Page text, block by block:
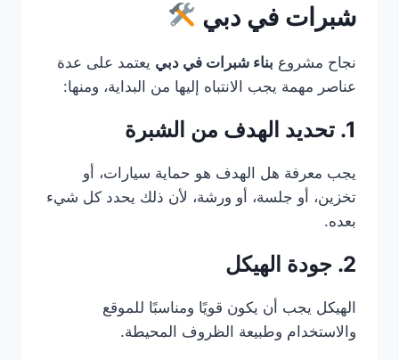
شبرات في دبي
نجاح مشروع بناء شبرات في دبي يعتمد على عدة
عناصر مهمة يجب الانتباه إليها من البداية، ومنها:
1. تحديد الهدف من الشبرة
يجب معرفة هل الهدف هو حماية سيارات، أو
تخزين، أو جلسة، أو ورشة، لأن ذلك يحدد كل شيء
بعده.
2. جودة الهيكل
الهيكل يجب أن يكون قويًا ومناسبًا للموقع
والاستخدام وطبيعة الظروف المحيطة.